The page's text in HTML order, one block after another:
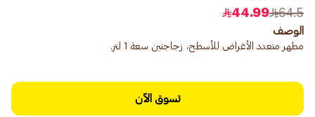
64.5
44.99
الوصف
مطهر متعدد الأغراض للأسطح، زجاجتين سعة 1 لتر.
تسوق الآن